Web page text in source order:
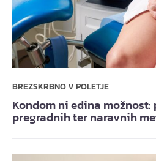
BREZSKRBNO V POLETJE
Kondom ni edina
pregradnih ter naravnih